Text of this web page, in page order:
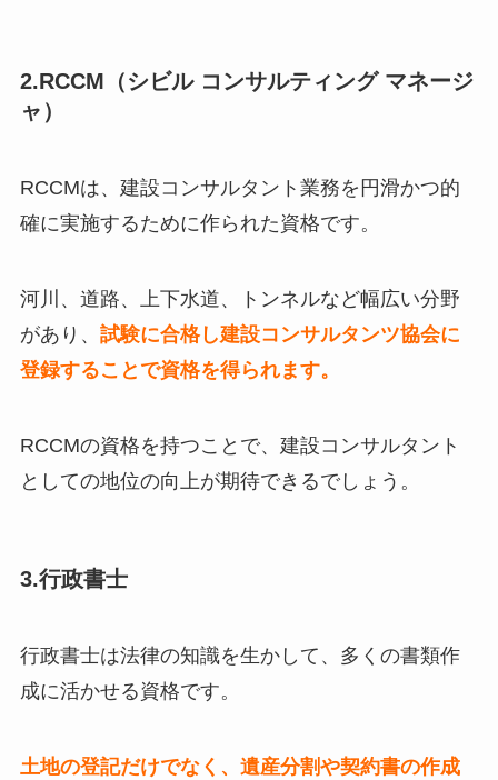
2.RCCM（シビル コンサルティング マネージ
ャ）
RCCMは、建設コンサルタント業務を円滑かつ的
確に実施するために作られた資格です。
河川、道路、上下水道、トンネルなど幅広い分野
があり、 試験に合格し建設コンサルタンツ協会に
登録することで資格を得られます。
RCCMの資格を持つことで、建設コンサルタント
としての地位の向上が期待できるでしょう。
3.行政書士
行政書士は法律の知識を生かして、多くの書類作
成に活かせる資格です。
土地の登記だけでなく、遺産分割や契約書の作成